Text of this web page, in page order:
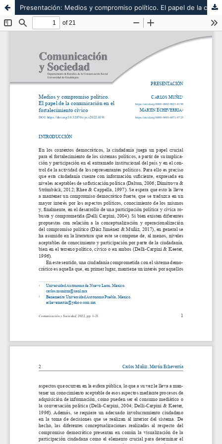
Presentación: Medios y compromiso político. El papel de la comunicación en el fortalecimiento cívico